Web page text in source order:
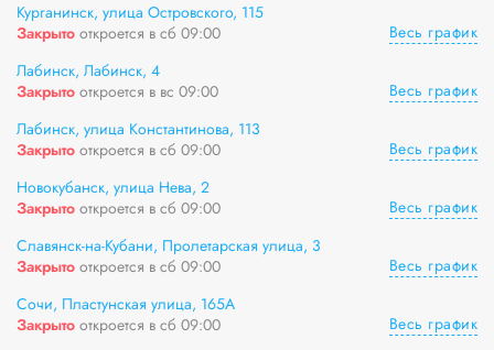
Курганинск, улица Островского, 115
Закрыто откроется в сб 09:00
Весь график
Лабинск, Лабинск, 4
Закрыто откроется в вс 09:00
Весь график
Лабинск, улица Константинова, 113
Закрыто откроется в сб 09:00
Весь график
Новокубанск, улица Нева, 2
Закрыто откроется в сб 09:00
Весь график
Славянск-на-Кубани, Пролетарская улица, 3
Закрыто откроется в сб 09:00
Весь график
Сочи, Пластунская улица, 165А
Закрыто откроется в сб 09:00
Весь график